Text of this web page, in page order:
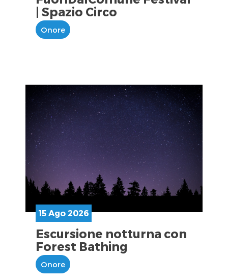
| Spazio Circo
Onore
15 Ago 2026
Escursione notturna con
Forest Bathing
Onore